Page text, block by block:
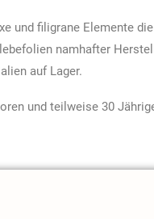
und filigrane Elemente
namhafter
auf Lager.
und teilweise 30